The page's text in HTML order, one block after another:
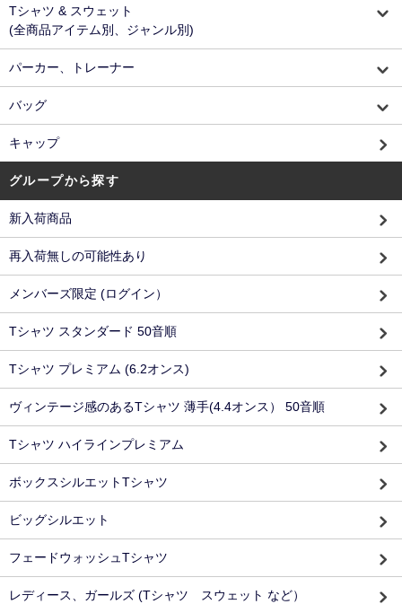
Tシャツ & スウェット
(全商品アイテム別、ジャンル別)
パーカー、トレーナー
バッグ
キャップ
グループから探す
新入荷商品
再入荷無しの可能性あり
メンバーズ限定 (ログイン）
Tシャツ スタンダード 50音順
Tシャツ プレミアム (6.2オンス)
ヴィンテージ感のあるTシャツ 薄手(4.4オンス） 50音順
Tシャツ ハイラインプレミアム
ボックスシルエットTシャツ
ビッグシルエット
フェードウォッシュTシャツ
レディース、ガールズ (Tシャツ スウェット など）